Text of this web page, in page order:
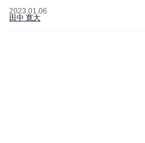
2023.01.06
田中 寛大